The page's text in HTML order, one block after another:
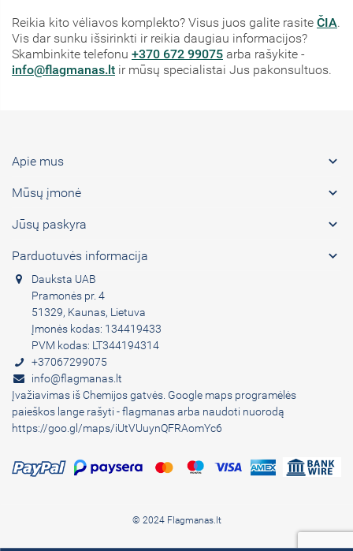
Reikia kito vėliavos komplekto? Visus juos galite rasite ČIA.
Vis dar sunku išsirinkti ir reikia daugiau informacijos?
Skambinkite telefonu +370 672 99075 arba rašykite -
info@flagmanas.lt ir mūsų specialistai Jus pakonsultuos.
Apie mus 
Mūsų įmonė 
Jūsų paskyra 
Parduotuvės informacija 
Dauksta UAB
Pramonės pr. 4
51329, Kaunas, Lietuva
Įmonės kodas: 134419433
PVM kodas: LT344194314
+37067299075
info@flagmanas.lt
Įvažiavimas iš Chemijos gatvės. Google maps programėlės
paieškos lange rašyti - flagmanas arba naudoti nuorodą
https://goo.gl/maps/iUtVUuynQFRAomYc6
© 2024 Flagmanas.lt